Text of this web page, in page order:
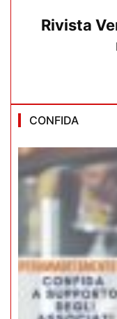
Rivista
CONFIDA